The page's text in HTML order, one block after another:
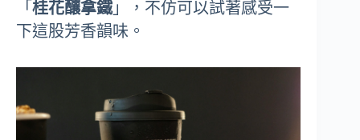
「 桂花釀拿鐵」，不仿可以試著感受一
下這股芳香韻味。